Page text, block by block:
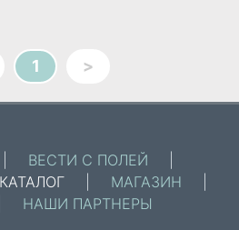
1 >
ВЕСТИ С ПОЛЕЙ
КАТАЛОГ МАГАЗИН
НАШИ ПАРТНЕРЫ